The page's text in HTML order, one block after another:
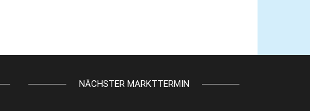
NÄCHSTER MARKTTERMIN